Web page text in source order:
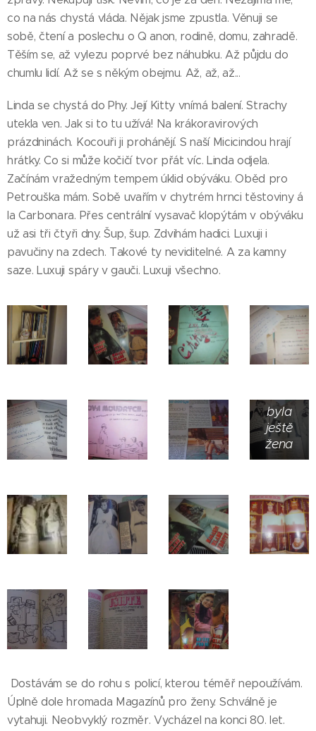
co na nás chystá vláda. Nějak jsme zpustla. Věnuji se
sobě, čtení a poslechu o Q anon, rodině, domu, zahradě.
Těším se, až vylezu poprvé bez náhubku. Až půjdu do
chumlu lidí. Až se s někým obejmu. Až, až, až...
Linda se chystá do Phy. Její Kitty vnímá balení. Strachy
utekla ven. Jak si to tu užívá! Na krákoravirových
prázdninách. Kocouři ji prohánějí. S naší Micicindou hrají
hrátky. Co si může kočičí tvor přát víc. Linda odjela.
Začínám vražedným tempem úklid obýváku. Oběd pro
Petrouška mám. Sobě uvařím v chytrém hrnci těstoviny á
la Carbonara. Přes centrální vysavač klopýtám v obýváku
už asi tři čtyři dny. Šup, šup. Zdvihám hadici. Luxuji i
pavučiny na zdech. Takové ty neviditelné. A za kamny
saze. Luxuji spáry v gauči. Luxuji všechno.
schovala
tyhle
německé
módy?
byla
ještě
žena
Dostávám se do rohu s policí, kterou téměř nepoužívám.
Úplně dole hromada Magazínů pro ženy. Schválně je
vytahuji. Neobvyklý rozměr. Vycházel na konci 80. let.